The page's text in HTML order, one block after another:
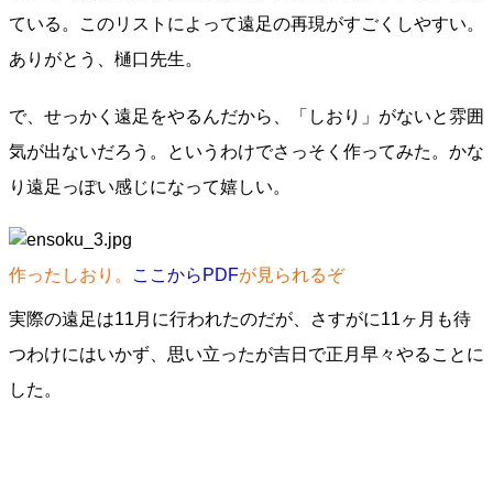
ている。このリストによって遠足の再現がすごくしやすい。
ありがとう、樋口先生。
で、せっかく遠足をやるんだから、「しおり」がないと雰囲
気が出ないだろう。というわけでさっそく作ってみた。かな
り遠足っぽい感じになって嬉しい。
作ったしおり。 ここからPDFが見られるぞ
実際の遠足は11月に行われたのだが、さすがに11ヶ月も待
つわけにはいかず、思い立ったが吉日で正月早々やることに
した。